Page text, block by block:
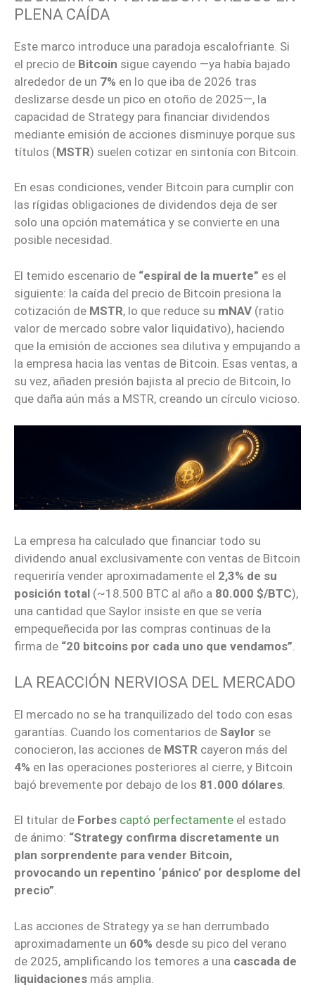
PLENA CAÍDA
Este marco introduce una paradoja escalofriante. Si
el precio de Bitcoin sigue cayendo —ya había bajado
alrededor de un 7% en lo que iba de 2026 tras
deslizarse desde un pico en otoño de 2025—, la
capacidad de Strategy para financiar dividendos
mediante emisión de acciones disminuye porque sus
títulos (MSTR) suelen cotizar en sintonía con Bitcoin.
En esas condiciones, vender Bitcoin para cumplir con
las rígidas obligaciones de dividendos deja de ser
solo una opción matemática y se convierte en una
posible necesidad.
El temido escenario de “espiral de la muerte” es el
siguiente: la caída del precio de Bitcoin presiona la
cotización de MSTR, lo que reduce su mNAV (ratio
valor de mercado sobre valor liquidativo), haciendo
que la emisión de acciones sea dilutiva y empujando a
la empresa hacia las ventas de Bitcoin. Esas ventas, a
su vez, añaden presión bajista al precio de Bitcoin, lo
que daña aún más a MSTR, creando un círculo vicioso.
La empresa ha calculado que financiar todo su
dividendo anual exclusivamente con ventas de Bitcoin
requeriría vender aproximadamente el 2,3% de su
posición total (~18.500 BTC al año a 80.000 $/BTC),
una cantidad que Saylor insiste en que se vería
empequeñecida por las compras continuas de la
firma de “20 bitcoins por cada uno que vendamos”.
LA REACCIÓN NERVIOSA DEL MERCADO
El mercado no se ha tranquilizado del todo con esas
garantías. Cuando los comentarios de Saylor se
conocieron, las acciones de MSTR cayeron más del
4% en las operaciones posteriores al cierre, y Bitcoin
bajó brevemente por debajo de los 81.000 dólares
El titular de Forbes captó perfectamente el estado
de ánimo: “Strategy confirma discretamente un
plan sorprendente para vender Bitcoin,
provocando un repentino ‘pánico’ por desplome del
precio”.
Las acciones de Strategy ya se han derrumbado
aproximadamente un 60% desde su pico del verano
de 2025, amplificando los temores a una cascada de
liquidaciones más amplia.